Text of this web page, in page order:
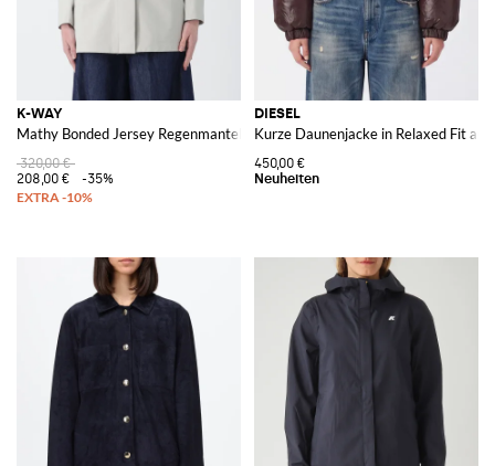
K-WAY
Mathy Bonded Jersey Regenmantel
320,00 €
208,00 €
-35%
DIESEL
Kurze Daunenjacke in Relaxed Fit
450,00 €